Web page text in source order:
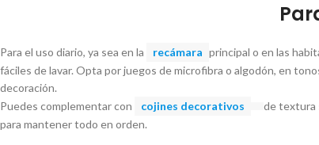
Para el uso diario, ya sea en la recámara principal o en las
fáciles de lavar. Opta por juegos de microfibra o algodón, en
decoración.
Puedes complementar con
cojines decorativos de textura
para mantener todo en orden.